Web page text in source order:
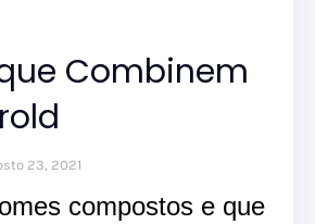
Combinem
23, 2021
compostos e que